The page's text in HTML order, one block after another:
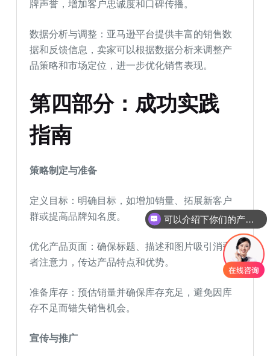
牌声誉，增加客户忠诚度和口碑传播。
数据分析与调整：亚马逊平台提供丰富的销售数
据和反馈信息，卖家可以根据数据分析来调整产
品策略和市场定位，进一步优化销售表现。
第四部分：成功实践
指南
策略制定与准备
定义目标：明确目标，如增加销量、拓展新客户
群或提高品牌知名度。
优化产品页面：确保标题、描述和图片吸引消费
者注意力，传达产品特点和优势。
准备库存：预估销量并确保库存充足，避免因库
存不足而错失销售机会。
宣传与推广
可以介绍下你们的产品么